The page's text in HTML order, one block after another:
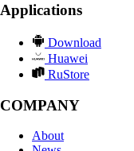
Applications
Download
Huawei
RuStore
COMPANY
About